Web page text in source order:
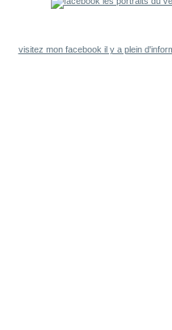
visitez mon facebook il y a plein